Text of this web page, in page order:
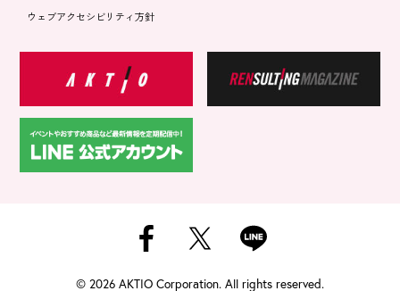
ウェブアクセシビリティ方針
© 2026 AKTIO Corporation. All rights reserved.